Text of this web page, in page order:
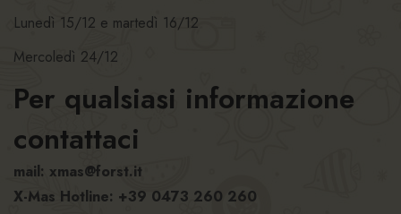
Lunedì 15/12 e martedì 16/12
Mercoledì 24/12
Per qualsiasi informazione
contattaci
mail: xmas@forst.it
X-Mas Hotline: +39 0473 260 260